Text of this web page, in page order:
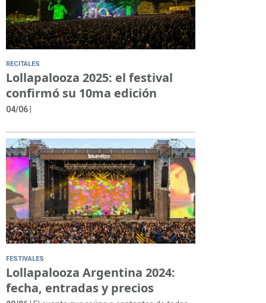
RECITALES
Lollapalooza 2025: el festival
confirmó su 10ma edición
04/06
FESTIVALES
Lollapalooza Argentina 2024:
fecha, entradas y precios